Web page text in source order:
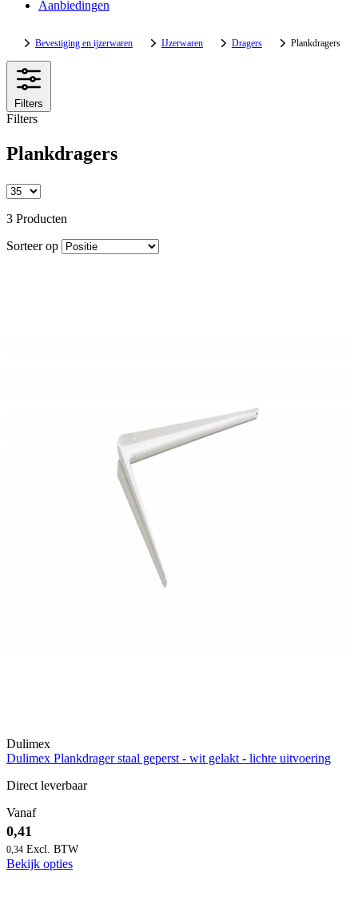
Aanbiedingen
Bevestiging en ijzerwaren IJzerwaren Dragers Plankdragers
Filters
Filters
Plankdragers
3 Producten
Sorteer op
Dulimex
Dulimex Plankdrager staal geperst - wit gelakt - lichte uitvoering
Direct leverbaar
Vanaf
0,41
0,34
Bekijk opties